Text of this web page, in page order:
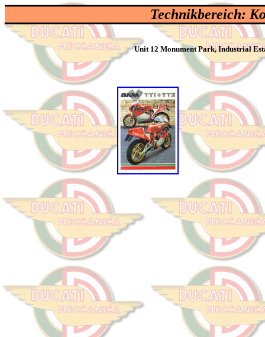
Technikbereich:
Unit 12 Monument Park, Industrial